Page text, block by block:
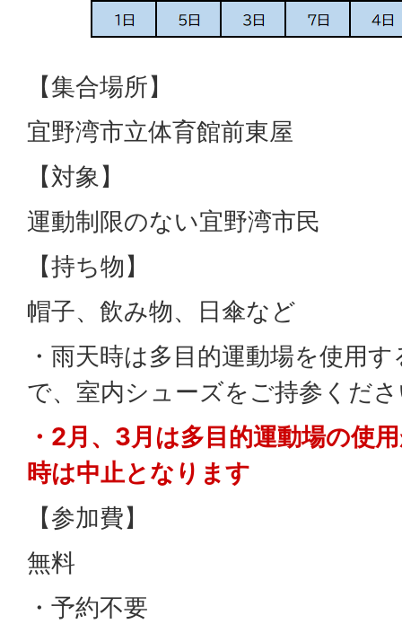
【集合場所】
宜野湾市立体育館前東屋
【対象】
運動制限のない宜野湾市民
【持ち物】
帽子、飲み物、日傘など
・雨天時は多目的運動場を使用
で、室内シューズをご持参くだ
・2月、3月は多目的運動場の使
時は中止となります
【参加費】
無料
・予約不要